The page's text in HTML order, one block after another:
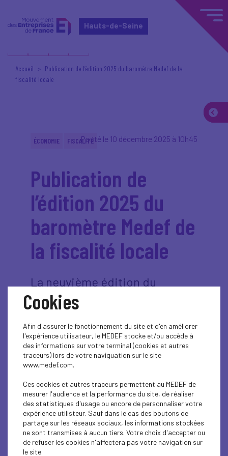
Hauts-de-Seine
Accueil
Publication de l’édition 2025 du baromètre Medef de la
fiscalité locale
Posté le 10 décembre 2025 à 10h45
ÉCONOMIE FISCALITÉ
Publication de
l’édition 2025 du
baromètre Medef de
la fiscalité locale
La neuvième édition du
Baromètre de la fiscalité
locale du Medef, publiée en
2025 et fondée sur les données
consolidées de 2024, confirme
une tendance désormais bien
installée : malgré les réformes
engagées depuis 2021, la
dynamique générale de la
fiscalité locale reste orientée à
la hausse.
En 2024, la fiscalité locale payée par les
Cookies
Afin d'assurer le fonctionnement du site et d'en améliorer
l'expérience utilisateur, le MEDEF stocke et/ou accède à
des informations sur votre terminal (cookies et autres
traceurs) lors de votre naviguation sur le site
www.medef.com.
Ces cookies et autres traceurs permettent au MEDEF de
mesurer l'audience et la performance du site, de réaliser
des statistiques d'usage ou encore de personnaliser votre
expérience utilisteur. Sauf dans le cas des boutons de
partage sur les réseaux sociaux, les informations stockées
ne sont transmises à aucun tiers. Votre choix d'accepter ou
de refuser les cookies n'affectera pas votre navigation sur
le site.